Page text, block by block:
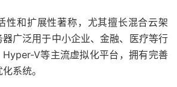
性和扩展性著称，尤其擅长混合云架
广泛用于中小企业、金融、医疗等行
V等主流虚拟化平台，拥有完善
系统。